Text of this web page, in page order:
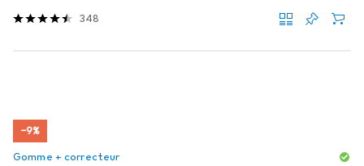
348
−9%
Gomme + correcteur